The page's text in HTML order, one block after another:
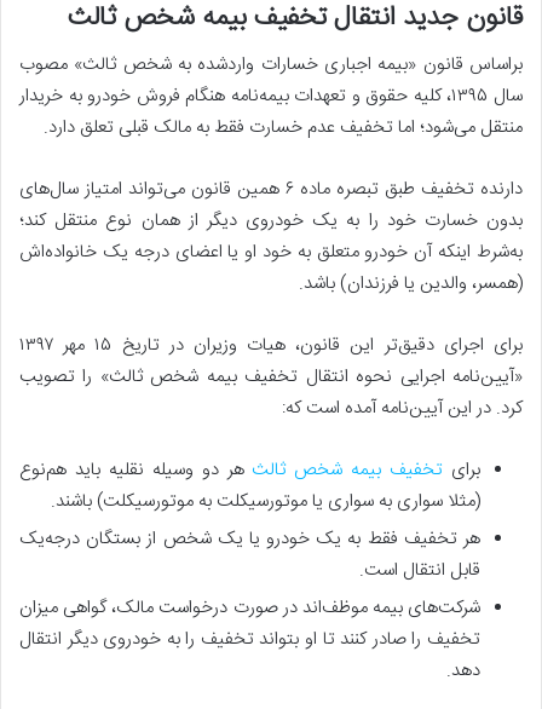
قانون جدید انتقال تخفیف بیمه شخص ثالث
بر‌اساس قانون «بیمه اجباری خسارات واردشده به شخص ثالث» مصوب
سال ۱۳۹۵، کلیه حقوق و تعهدات بیمه‌نامه هنگام فروش خودرو به خریدار
منتقل می‌شود؛ اما تخفیف عدم خسارت فقط به مالک قبلی تعلق دارد.
دارنده تخفیف طبق تبصره ماده ۶ همین قانون می‌تواند امتیاز سال‌های
بدون خسارت خود را به یک خودروی دیگر از همان نوع منتقل کند؛
به‌شرط اینکه آن خودرو متعلق به خود او یا اعضای درجه یک خانواده‌اش
(همسر، والدین یا فرزندان) باشد.
برای اجرای دقیق‌تر این قانون، هیات وزیران در تاریخ ۱۵ مهر ۱۳۹۷
«آیین‌نامه اجرایی نحوه انتقال تخفیف بیمه شخص ثالث» را تصویب
کرد. در این آیین‌نامه آمده است که:
برای تخفیف بیمه شخص ثالث هر دو وسیله نقلیه باید هم‌نوع
(مثلا سواری به سواری یا موتورسیکلت به موتورسیکلت) باشند.
هر تخفیف فقط به یک خودرو یا یک شخص از بستگان درجه‌یک
قابل انتقال است.
شرکت‌های بیمه موظف‌اند در صورت درخواست مالک، گواهی میزان
تخفیف را صادر کنند تا او بتواند تخفیف را به خودروی دیگر انتقال
دهد.